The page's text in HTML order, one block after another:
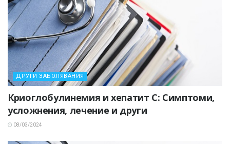
ДРУГИ ЗАБОЛЯВАНИЯ
Криоглобулинемия и хепатит C: Симптоми,
усложнения, лечение и други
08/03/2024